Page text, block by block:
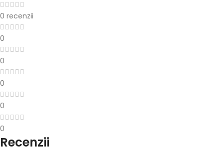
0 recenzii
0
0
0
0
0
Recenzii